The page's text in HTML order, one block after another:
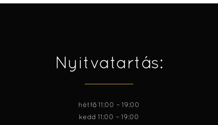
Nyitvatartás:
hétfő 11:00 – 19:00
kedd 11:00 – 19:00